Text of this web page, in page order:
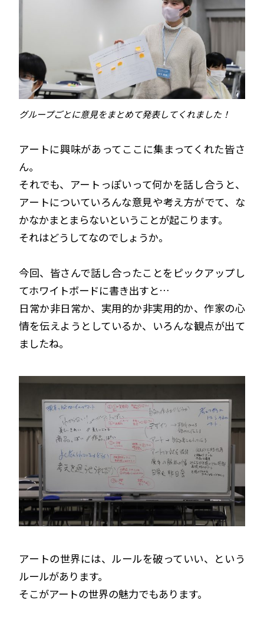
グループごとに意見をまとめて発表してくれました！
アートに興味があってここに集まってくれた皆さ
ん。
それでも、アートっぽいって何かを話し合うと、
アートについていろんな意見や考え方がでて、な
かなかまとまらないということが起こります。
それはどうしてなのでしょうか。
今回、皆さんで話し合ったことをピックアップし
てホワイトボードに書き出すと…
日常か非日常か、実用的か非実用的か、作家の心
情を伝えようとしているか、いろんな観点が出て
ましたね。
アートの世界には、ルールを破っていい、という
ルールがあります。
そこがアートの世界の魅力でもあります。